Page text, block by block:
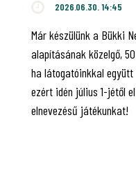
2026.06.30. 14:45
Már készülünk a Bükki
alapításának közelgő,
ha látogatóinkkal együtt
ezért idén július 1-jétől
elnevezésű játékunkat!